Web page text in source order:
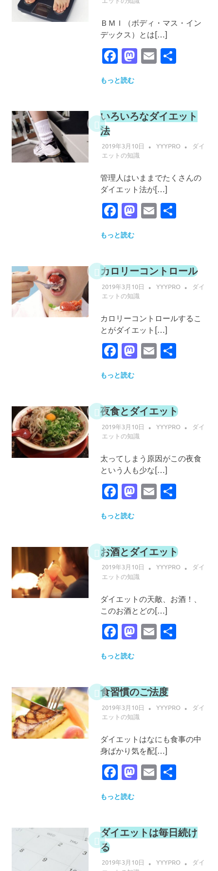
ＢＭＩ（ボディ・マス・イン
デックス）とは[…]
Facebook
Mastodon
Email
共
もっと読む
いろいろなダイエット
法
2019年3月10日 YYYPRO
ダイ
エットの知識
管理人はいままでたくさんの
ダイエット法が[…]
Facebook
Mastodon
Email
共
もっと読む
カロリーコントロール
2019年3月10日 YYYPRO
ダイ
エットの知識
カロリーコントロールするこ
とがダイエット[…]
Facebook
Mastodon
Email
共
もっと読む
夜食とダイエット
2019年3月10日 YYYPRO
ダイ
エットの知識
太ってしまう原因がこの夜食
という人も少な[…]
Facebook
Mastodon
Email
共
もっと読む
お酒とダイエット
2019年3月10日 YYYPRO
ダイ
エットの知識
ダイエットの天敵、お酒！、
このお酒とどの[…]
Facebook
Mastodon
Email
共
もっと読む
食習慣のご法度
2019年3月10日 YYYPRO
ダイ
エットの知識
ダイエットはなにも食事の中
身ばかり気を配[…]
Facebook
Mastodon
Email
共
もっと読む
ダイエットは毎日続け
る
2019年3月10日 YYYPRO
ダイ